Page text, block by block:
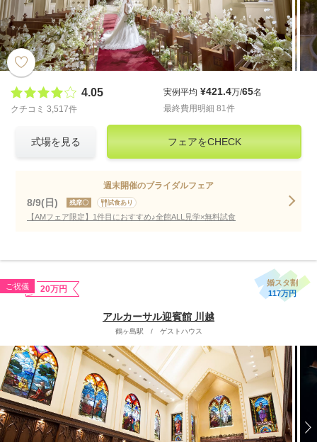
4.05
クチコミ 3,517件
実例平均 ¥421.4万/65名
最終費用明細 81件
式場を見る フェアをCHECK
週末開催のブライダルフェア
8/9(日) 残席〇 試食あり
【AMフェア限定】1件目におすすめ♪全館ALL見学×無料試食
ご祝儀 20万円
婚スタ割
117万円
アルカーサル迎賓館 川越
鶴ヶ島駅 / ゲストハウス